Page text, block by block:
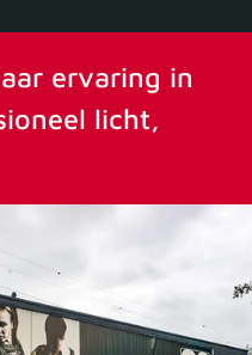
ervaring in
licht,